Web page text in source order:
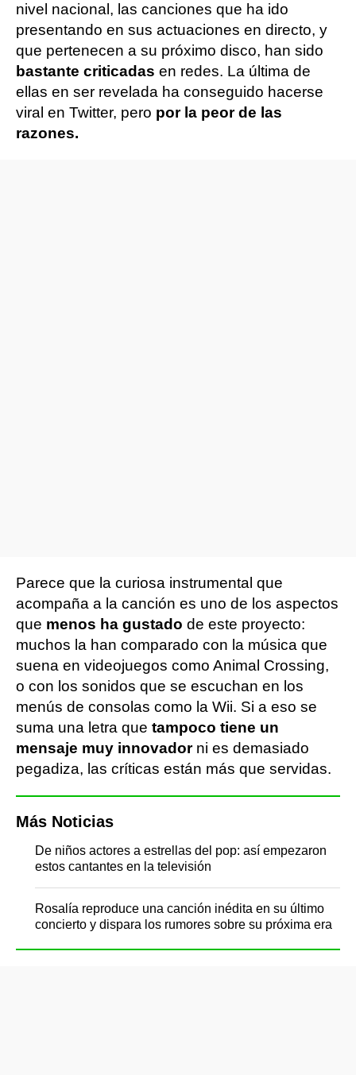
nivel nacional, las canciones que ha ido
presentando en sus actuaciones en directo, y
que pertenecen a su próximo disco, han sido
bastante criticadas en redes. La última de
ellas en ser revelada ha conseguido hacerse
viral en Twitter, pero por la peor de las
razones.
Parece que la curiosa instrumental que
acompaña a la canción es uno de los aspectos
que menos ha gustado de este proyecto:
muchos la han comparado con la música que
suena en videojuegos como Animal Crossing,
o con los sonidos que se escuchan en los
menús de consolas como la Wii. Si a eso se
suma una letra que tampoco tiene un
mensaje muy innovadorni es demasiado
pegadiza, las críticas están más que servidas.
Más Noticias
De niños actores a estrellas del pop: así empezaron
estos cantantes en la televisión
Rosalía reproduce una canción inédita en su último
concierto y dispara los rumores sobre su próxima era